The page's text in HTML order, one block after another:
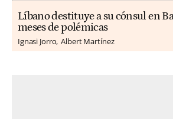
Líbano destituye a su cónsul en
meses de polémicas
Ignasi Jorro Albert Martínez